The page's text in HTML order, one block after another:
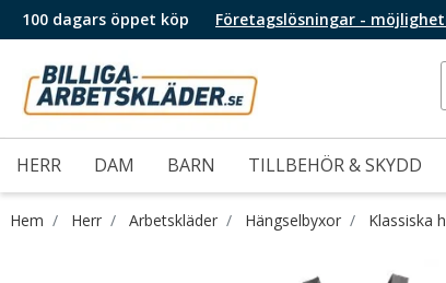
100 dagars öppet köp Företagslösningar -
HERR DAM BARN TILLBEHÖR & SKYDD
Hem Herr Arbetskläder Hängselbyxor Klassiska